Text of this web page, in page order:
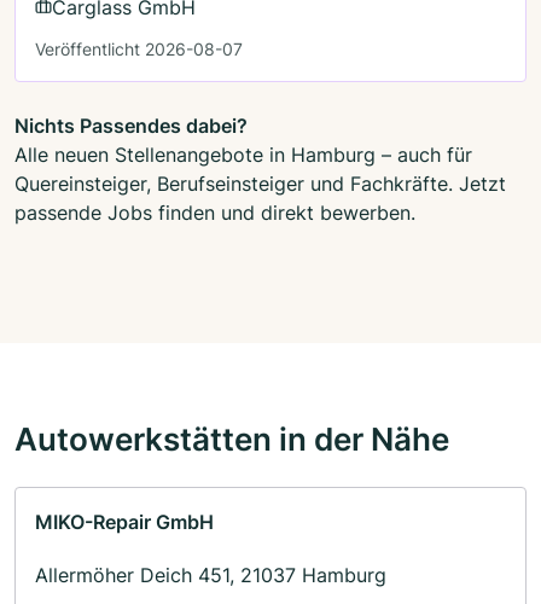
Carglass GmbH
Veröffentlicht 2026-08-07
Nichts Passendes dabei?
Alle neuen Stellenangebote in Hamburg – auch für
Quereinsteiger, Berufseinsteiger und Fachkräfte. Jetzt
passende Jobs finden und direkt bewerben.
Autowerkstätten in der Nähe
MIKO-Repair GmbH
Allermöher Deich 451, 21037 Hamburg